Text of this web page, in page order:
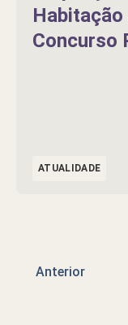
Concurso
ATUALIDADE
Anterior